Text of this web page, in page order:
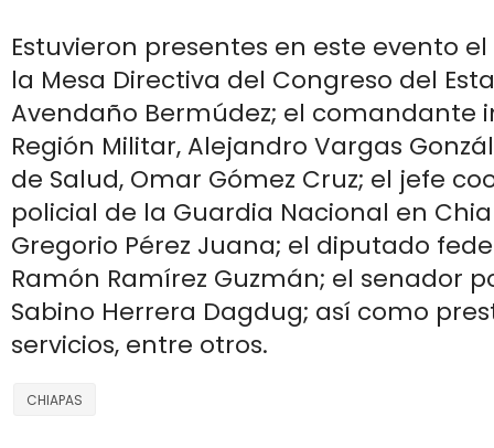
Estuvieron presentes en este evento
la Mesa Directiva del Congreso del
Avendaño Bermúdez; el comandante
Región Militar, Alejandro Vargas
de Salud, Omar Gómez Cruz; el jefe
policial de la Guardia Nacional en
Gregorio Pérez Juana; el diputado
Ramón Ramírez Guzmán; el senador
Sabino Herrera Dagdug; así como
servicios, entre otros.
CHIAPAS